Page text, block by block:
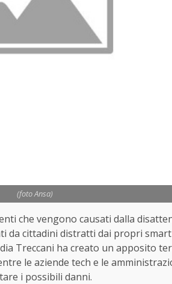
(foto Ansa)
che vengono causati dalla
da cittadini distratti dai propri
Treccani ha creato un apposito
le aziende tech e le
i possibili danni.